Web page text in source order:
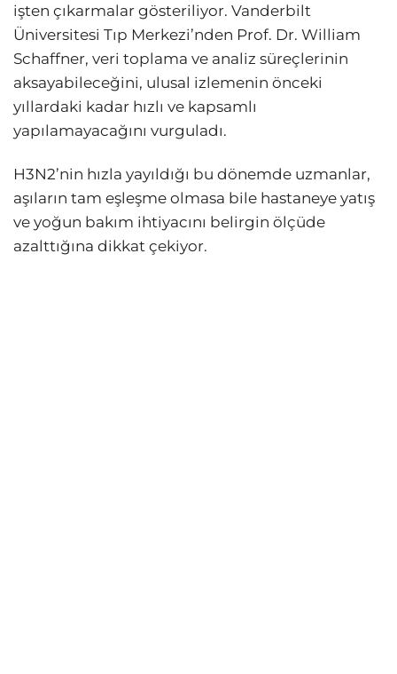
işten çıkarmalar gösteriliyor. Vanderbilt
Üniversitesi Tıp Merkezi’nden Prof. Dr. William
Schaffner, veri toplama ve analiz süreçlerinin
aksayabileceğini, ulusal izlemenin önceki
yıllardaki kadar hızlı ve kapsamlı
yapılamayacağını vurguladı.
H3N2’nin hızla yayıldığı bu dönemde uzmanlar,
aşıların tam eşleşme olmasa bile hastaneye yatış
ve yoğun bakım ihtiyacını belirgin ölçüde
azalttığına dikkat çekiyor.